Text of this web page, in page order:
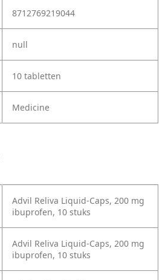
8712769219044
null
10 tabletten
Medicine
Advil Reliva Liquid-Caps, 200 mg
ibuprofen, 10 stuks
Advil Reliva Liquid-Caps, 200 mg
ibuprofen, 10 stuks